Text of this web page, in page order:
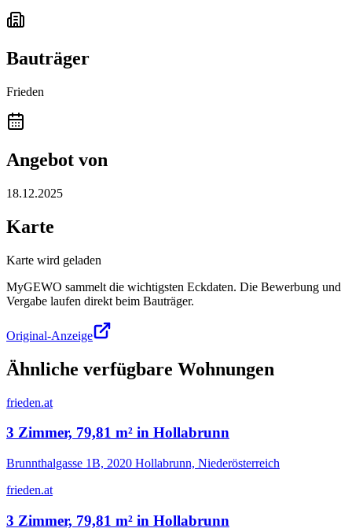
Bauträger
Frieden
Angebot von
18.12.2025
Karte
Karte wird geladen
MyGEWO sammelt die wichtigsten Eckdaten. Die Bewerbung und
Vergabe laufen direkt beim Bauträger.
Original-Anzeige
Ähnliche verfügbare Wohnungen
frieden.at
3 Zimmer, 79,81 m² in Hollabrunn
Brunnthalgasse 1B, 2020 Hollabrunn, Niederösterreich
frieden.at
3 Zimmer, 79,81 m² in Hollabrunn